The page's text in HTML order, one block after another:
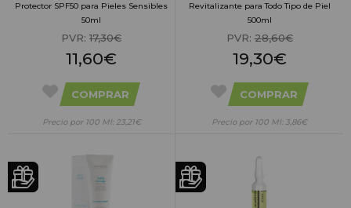
Protector SPF50 para Pieles Sensibles
50ml
PVR: 17,30€
11,60€
COMPRAR
Precio por 100 Ml: 23,21€
Revitalizante para Todo Tipo de Piel
500ml
PVR:28,60€
19,30€
COMPRAR
Precio por 100 Ml: 3,86€